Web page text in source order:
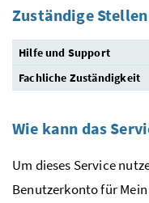
Zuständige Stellen
Hilfe und Support
Fachliche Zuständigkeit
Wie kann das
Um dieses Service
Benutzerkonto für Mein